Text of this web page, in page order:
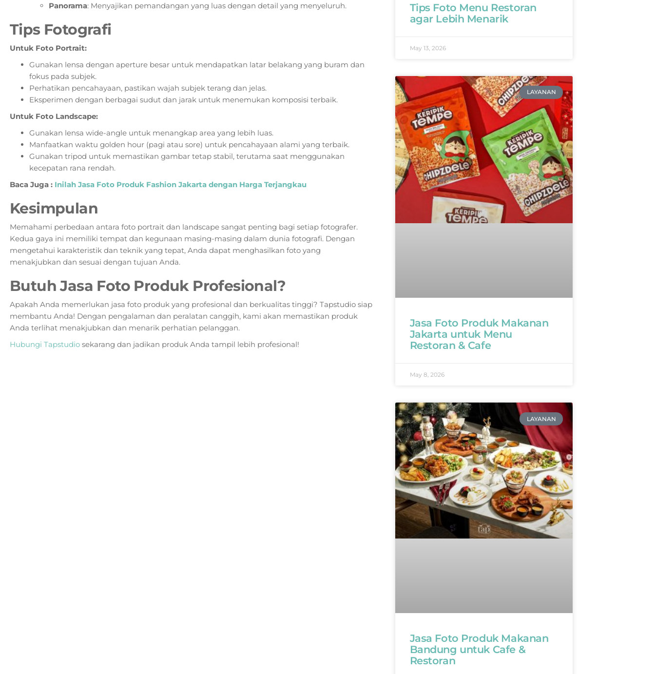
Panorama: Menyajikan pemandangan yang luas dengan detail yang menyeluruh.
Tips Fotografi
Untuk Foto Portrait:
Gunakan lensa dengan aperture besar untuk mendapatkan latar belakang yang buram dan
fokus pada subjek.
Perhatikan pencahayaan, pastikan wajah subjek terang dan jelas.
Eksperimen dengan berbagai sudut dan jarak untuk menemukan komposisi terbaik.
Untuk Foto Landscape:
Gunakan lensa wide-angle untuk menangkap area yang lebih luas.
Manfaatkan waktu golden hour (pagi atau sore) untuk pencahayaan alami yang terbaik.
Gunakan tripod untuk memastikan gambar tetap stabil, terutama saat menggunakan
kecepatan rana rendah.
Baca Juga : Inilah Jasa Foto Produk Fashion Jakarta dengan Harga Terjangkau
Kesimpulan
Memahami perbedaan antara foto portrait dan landscape sangat penting bagi setiap fotografer.
Kedua gaya ini memiliki tempat dan kegunaan masing-masing dalam dunia fotografi. Dengan
mengetahui karakteristik dan teknik yang tepat, Anda dapat menghasilkan foto yang
menakjubkan dan sesuai dengan tujuan Anda.
Butuh Jasa Foto Produk Profesional?
Apakah Anda memerlukan jasa foto produk yang profesional dan berkualitas tinggi? Tapstudio siap
membantu Anda! Dengan pengalaman dan peralatan canggih, kami akan memastikan produk
Anda terlihat menakjubkan dan menarik perhatian pelanggan.
Hubungi Tapstudio sekarang dan jadikan produk Anda tampil lebih profesional!
Tips Foto Menu Restoran
agar Lebih Menarik
May 13, 2026
LAYANAN
Jasa Foto Produk Makanan
Jakarta untuk Menu
Restoran & Cafe
May 8, 2026
LAYANAN
Jasa Foto Produk Makanan
Bandung untuk Cafe &
Restoran